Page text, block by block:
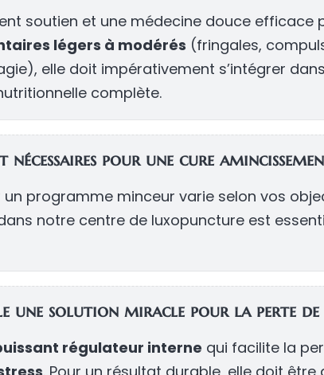
soutien et une médecine douce efficace
légers à modérés (fringales,
elle doit impérativement s’intégrer
complète.
nécessaires pour une cure
un programme minceur varie selon vos
notre centre de luxopuncture est
une solution miracle pour la perte de
régulateur interne qui facilite la